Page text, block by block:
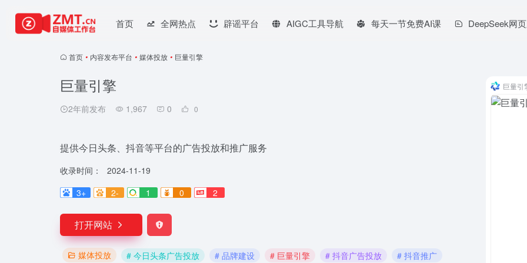
首页 全网热点 辟谣平台 AIGC工具导航 每天一节免费AI课 DeepSeek网
首页 • 内容发布平台 • 媒体投放 • 巨量引擎
巨量引擎
2年前发布 1,967 0 0
提供今日头条、抖音等平台的广告投放和推广服务
收录时间：
2024-11-19
3+
2- 1 0 2
打开网站
媒体投放 # 今日头条广告投放 # 品牌建设 # 巨量引擎 # 抖音广告投放 # 抖音推广
巨量引